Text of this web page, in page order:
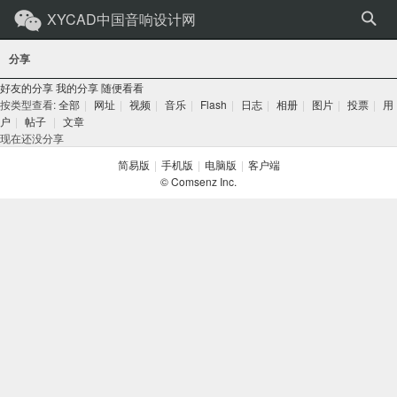
XYCAD中国音响设计网
分享
好友的分享我的分享随便看看
按类型查看:全部 | 网址 | 视频 | 音乐 | Flash | 日志 | 相册 | 图片 | 投票 | 用
户 | 帖子 | 文章
现在还没分享
简易版 | 手机版 | 电脑版 | 客户端
© Comsenz Inc.